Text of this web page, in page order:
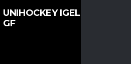
UNIHOCKEY IGELS DRESDEN
GF